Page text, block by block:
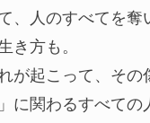
、人のすべてを奪
き方も。
が起こって、その
に関わるすべての